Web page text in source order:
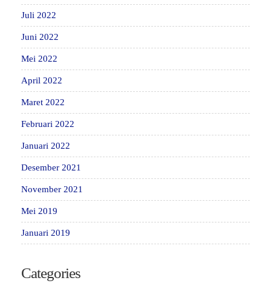
Juli 2022
Juni 2022
Mei 2022
April 2022
Maret 2022
Februari 2022
Januari 2022
Desember 2021
November 2021
Mei 2019
Januari 2019
Categories